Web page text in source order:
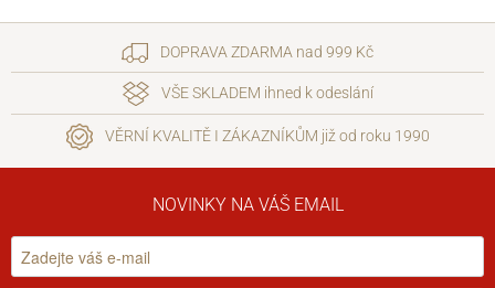
DOPRAVA ZDARMA nad 999 Kč
VŠE SKLADEM ihned k odeslání
VĚRNÍ KVALITĚ I ZÁKAZNÍKŮM již od roku 1990
NOVINKY NA VÁŠ EMAIL